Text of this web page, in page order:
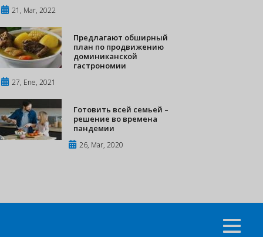
21, Mar, 2022
Предлагают обширный
план по продвижению
доминиканской
гастрономии
27, Ene, 2021
Готовить всей семьей –
решение во времена
пандемии
26, Mar, 2020